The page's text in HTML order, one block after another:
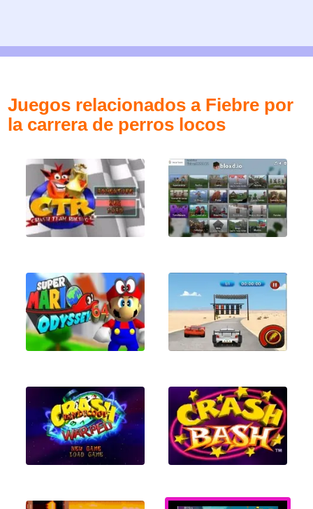
Juegos relacionados a Fiebre por
la carrera de perros locos